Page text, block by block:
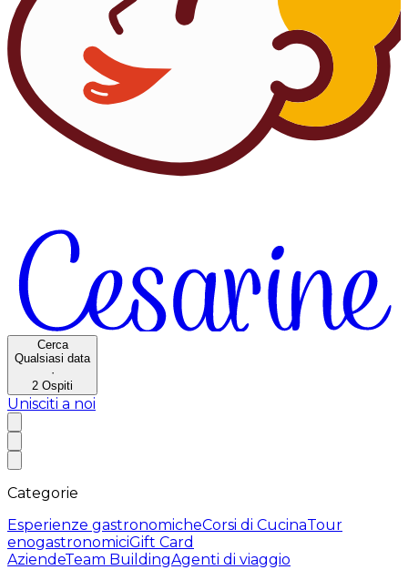
Cerca
Qualsiasi data
·
2 Ospiti
Unisciti a noi
Categorie
Esperienze gastronomicheCorsi di CucinaTour
enogastronomiciGift Card
AziendeTeam BuildingAgenti di viaggio